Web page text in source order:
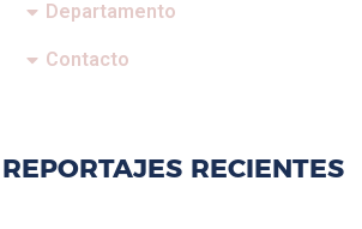
Departamento
Contacto
REPORTAJES RECIENTES